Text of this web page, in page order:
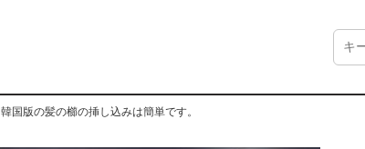
韓国版の髪の櫛の挿し込みは簡単です。